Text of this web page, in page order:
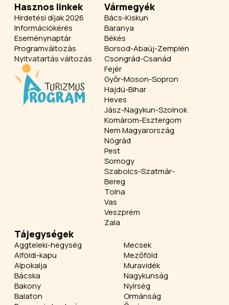
Hasznos linkek
Hirdetési díjak 2026
Információkérés
Eseménynaptár
Programváltozás
Nyitvatartás változás
Vármegyék
Bács-Kiskun
Baranya
Békés
Borsod-Abaúj-Zemplén
Csongrád-Csanád
Fejér
Győr-Moson-Sopron
Hajdú-Bihar
Heves
Jász-Nagykun-Szolnok
Komárom-Esztergom
Nem Magyarország
Nógrád
Pest
Somogy
Szabolcs-Szatmár-
Bereg
Tolna
Vas
Veszprém
Zala
Tájegységek
Aggteleki-hegység
Alföldi-kapu
Alpokalja
Bácska
Bakony
Balaton
Mecsek
Mezőföld
Muravidék
Nagykunság
Nyírség
Ormánság